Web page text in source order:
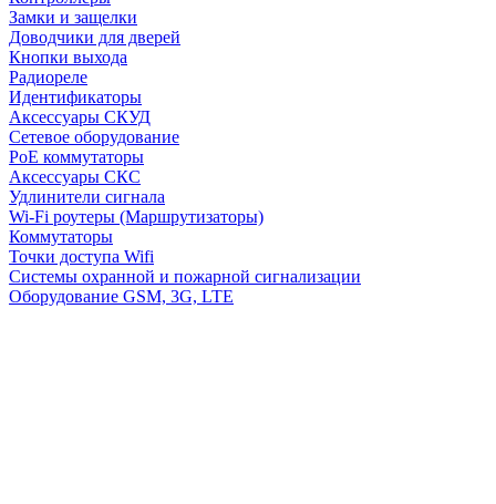
Замки и защелки
Доводчики для дверей
Кнопки выхода
Радиореле
Идентификаторы
Аксессуары СКУД
Сетевое оборудование
PoE коммутаторы
Аксессуары СКС
Удлинители сигнала
Wi-Fi роутеры (Маршрутизаторы)
Коммутаторы
Точки доступа Wifi
Системы охранной и пожарной сигнализации
Оборудование GSM, 3G, LTE